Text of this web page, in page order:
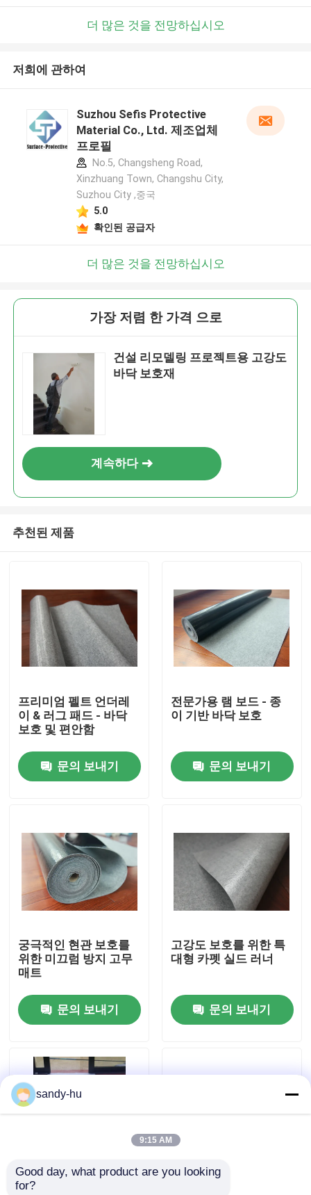
제품
우리 에 관한 것
품질 관리
저희와 연락
뉴스
사건
바닥 보호
더 많은 것을 전망하십시오
저희에 관하여
Suzhou Sefis Protective
Material Co., Ltd. 제조업체
프로필
No.5, Changsheng Road,
Xinzhuang Town, Changshu City,
Suzhou City ,중국
5.0
확인된 공급자
더 많은 것을 전망하십시오
가장 저렴 한 가격 으로
건설 리모델링 프로젝트용 고강도
바닥 보호재
계속하다
추천된 제품
프리미엄 펠트 언더레
이 & 러그 패드 - 바닥
보호 및 편안함
문의 보내기
전문가용 램 보드 - 종
이 기반 바닥 보호
문의 보내기
궁극적인 현관 보호를
위한 미끄럼 방지 고무
매트
문의 보내기
고강도 보호를 위한 특
대형 카펫 실드 러너
문의 보내기
접착성 표면 보호 - 바
sandy-hu
9:15 AM
Good day, what product are you looking
for?